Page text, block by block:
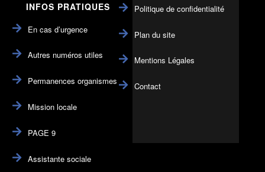
INFOS PRATIQUES
En cas d’urgence
Autres numéros utiles
Permanences organismes
Mission locale
PAGE 9
Assistante sociale
Politique de confidentialité
Plan du site
Mentions Légales
Contact